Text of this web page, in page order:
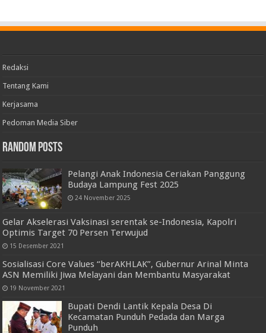
Redaksi
Tentang Kami
Kerjasama
Pedoman Media Siber
Random Posts
Pelangi Anak Indonesia Ceriakan Panggung
Budaya Lampung Fest 2025
24 November 2025
Gelar Akselerasi Vaksinasi serentak se-Indonesia, Kapolri
Optimis Target 70 Persen Terwujud
15 Desember 2021
Sosialisasi Core Values “berAKHLAK”, Gubernur Arinal Minta
ASN Memiliki Jiwa Melayani dan Membantu Masyarakat
19 November 2021
Bupati Dendi Lantik Kepala Desa Di
Kecamatan Punduh Pedada dan Marga
Punduh